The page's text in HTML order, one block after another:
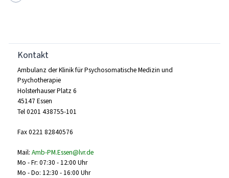
Kontakt
Ambulanz der Klinik für Psychosomatische Medizin und
Psychotherapie
Holsterhauser Platz 6
45147 Essen
Tel 0201 438755-101
Fax 0221 82840576
Mail: Amb-PM.Essen@lvr.de
Mo - Fr: 07:30 - 12:00 Uhr
Mo - Do: 12:30 - 16:00 Uhr